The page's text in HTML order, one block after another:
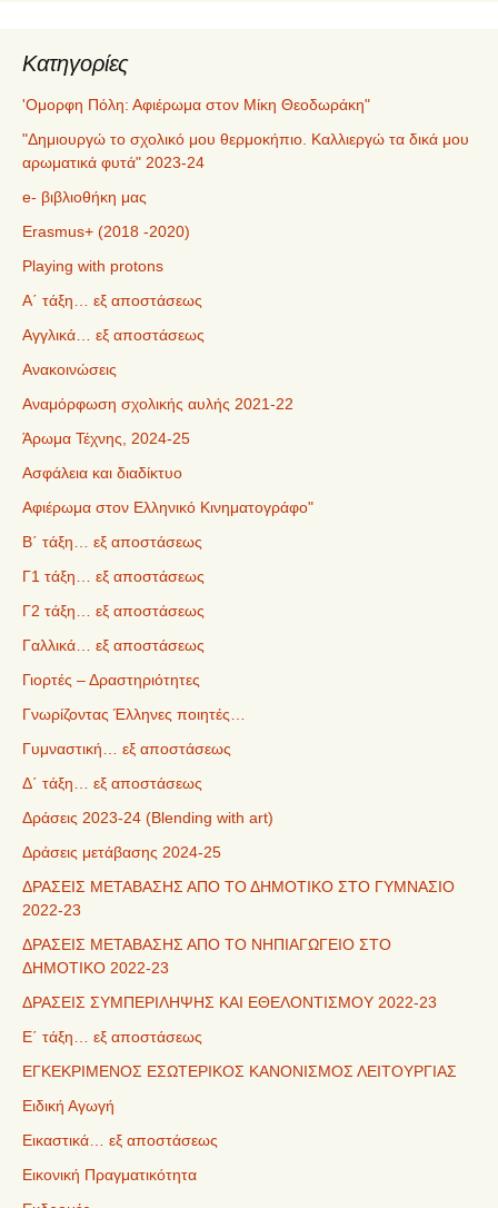
Kατηγορίες
'Ομορφη Πόλη: Αφιέρωμα στον Μίκη Θεοδωράκη"
"Δημιουργώ το σχολικό μου θερμοκήπιο. Καλλιεργώ τα δικά μου
αρωματικά φυτά" 2023-24
e- βιβλιοθήκη μας
Erasmus+ (2018 -2020)
Playing with protons
Α΄ τάξη… εξ αποστάσεως
Αγγλικά… εξ αποστάσεως
Ανακοινώσεις
Αναμόρφωση σχολικής αυλής 2021-22
Άρωμα Τέχνης, 2024-25
Ασφάλεια και διαδίκτυο
Αφιέρωμα στον Ελληνικό Κινηματογράφο"
Β΄ τάξη… εξ αποστάσεως
Γ1 τάξη… εξ αποστάσεως
Γ2 τάξη… εξ αποστάσεως
Γαλλικά… εξ αποστάσεως
Γιορτές – Δραστηριότητες
Γνωρίζοντας Έλληνες ποιητές…
Γυμναστική… εξ αποστάσεως
Δ΄ τάξη… εξ αποστάσεως
Δράσεις 2023-24 (Blending with art)
Δράσεις μετάβασης 2024-25
ΔΡΑΣΕΙΣ ΜΕΤΑΒΑΣΗΣ ΑΠΟ ΤΟ ΔΗΜΟΤΙΚΟ ΣΤΟ ΓΥΜΝΑΣΙΟ
2022-23
ΔΡΑΣΕΙΣ ΜΕΤΑΒΑΣΗΣ ΑΠΟ ΤΟ ΝΗΠΙΑΓΩΓΕΙΟ ΣΤΟ
ΔΗΜΟΤΙΚΟ 2022-23
ΔΡΑΣΕΙΣ ΣΥΜΠΕΡΙΛΗΨΗΣ ΚΑΙ ΕΘΕΛΟΝΤΙΣΜΟΥ 2022-23
Ε΄ τάξη… εξ αποστάσεως
ΕΓΚΕΚΡΙΜΕΝΟΣ ΕΣΩΤΕΡΙΚΟΣ ΚΑΝΟΝΙΣΜΟΣ ΛΕΙΤΟΥΡΓΙΑΣ
Ειδική Αγωγή
Εικαστικά… εξ αποστάσεως
Εικονική Πραγματικότητα